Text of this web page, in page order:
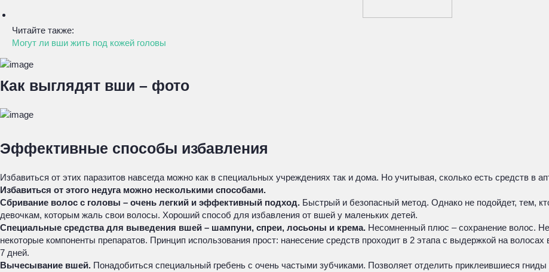
Читайте также:
Могут ли вши жить под кожей головы
Как выглядят вши – фото
Эффективные способы избавления
Избавиться от этих паразитов навсегда можно как в специальных учреждениях так и дома. Но учитывая, сколько есть средств в
Избавиться от этого недуга можно несколькими способами.
Сбривание волос с головы – очень легкий и эффективный подход. Быстрый и безопасный метод. Однако не подойдет, тем,
девочкам, которым жаль свои волосы. Хороший способ для избавления от вшей у маленьких детей.
Специальные средства для выведения вшей – шампуни, спреи, лосьоны и крема. Несомненный плюс – сохранение волос.
некоторые компоненты препаратов. Принцип использования прост: нанесение средств проходит в 2 этапа с выдержкой на
7 дней.
Вычесывание вшей. Понадобиться специальный гребень с очень частыми зубчиками. Позволяет отделить приклеившиеся